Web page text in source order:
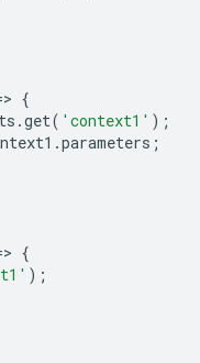
> {
.get( 'context1' );
.parameters ;
> {
);